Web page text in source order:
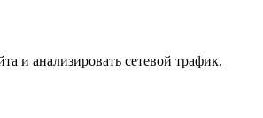
и анализировать сетевой трафик.